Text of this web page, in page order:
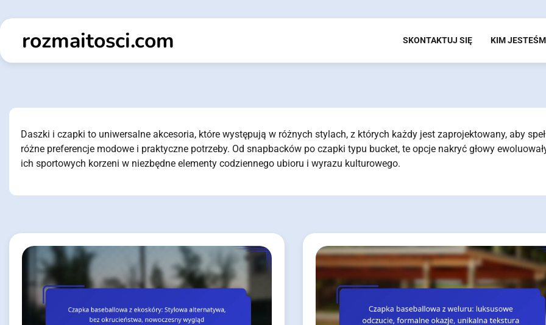
to
contentrozmaitosci.com SKONTAKTUJ SIĘ KIM
Daszki i czapki to uniwersalne akcesoria, które występują w różnych stylach, z których każdy jest zaprojektowany, aby
różne preferencje modowe i praktyczne potrzeby. Od snapbacków po czapki typu bucket, te opcje nakryć głowy
ich sportowych korzeni w niezbędne elementy codziennego ubioru i wyrazu kulturowego.